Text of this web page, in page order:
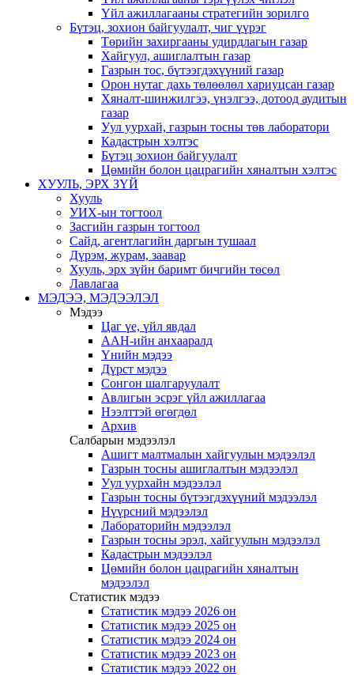
Үйл ажиллагааны стратегийн зорилго
Бүтэц, зохион байгуулалт, чиг үүрэг
Төрийн захиргааны удирдлагын газар
Хайгуул, ашиглалтын газар
Газрын тос, бүтээгдэхүүний газар
Орон нутаг дахь төлөөлөл хариуцсан газар
Хяналт-шинжилгээ, үнэлгээ, дотоод аудитын
газар
Уул уурхай, газрын тосны төв лаборатори
Кадастрын хэлтэс
Бүтэц зохион байгуулалт
Цөмийн болон цацрагийн хяналтын хэлтэс
ХУУЛЬ, ЭРХ ЗҮЙ
Хууль
УИХ-ын тогтоол
Засгийн газрын тогтоол
Сайд, агентлагийн даргын тушаал
Дүрэм, журам, заавар
Хууль, эрх зүйн баримт бичгийн төсөл
Лавлагаа
МЭДЭЭ, МЭДЭЭЛЭЛ
Мэдээ
Цаг үе, үйл явдал
ААН-ийн анхааралд
Үнийн мэдээ
Дүрст мэдээ
Сонгон шалгаруулалт
Авлигын эсрэг үйл ажиллагаа
Нээлттэй өгөгдөл
Архив
Салбарын мэдээлэл
Ашигт малтмалын хайгуулын мэдээлэл
Газрын тосны ашиглалтын мэдээлэл
Уул уурхайн мэдээлэл
Газрын тосны бүтээгдэхүүний мэдээлэл
Нүүрсний мэдээлэл
Лабораторийн мэдээлэл
Газрын тосны эрэл, хайгуулын мэдээлэл
Кадастрын мэдээлэл
Цөмийн болон цацрагийн хяналтын
мэдээлэл
Статистик мэдээ
Статистик мэдээ 2026 он
Статистик мэдээ 2025 он
Статистик мэдээ 2024 он
Статистик мэдээ 2023 он
Статистик мэдээ 2022 он